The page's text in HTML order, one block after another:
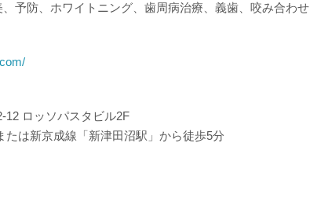
予防、ホワイトニング、歯周病治療、義歯、咬み合わせ
12 ロッソパスタビル2F
たは新京成線「新津田沼駅」から徒歩5分